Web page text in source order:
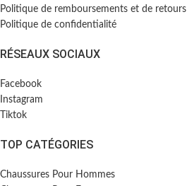
Politique de remboursements et de retours
Politique de confidentialité
RÉSEAUX SOCIAUX
Facebook
Instagram
Tiktok
TOP CATÉGORIES
Chaussures Pour Hommes